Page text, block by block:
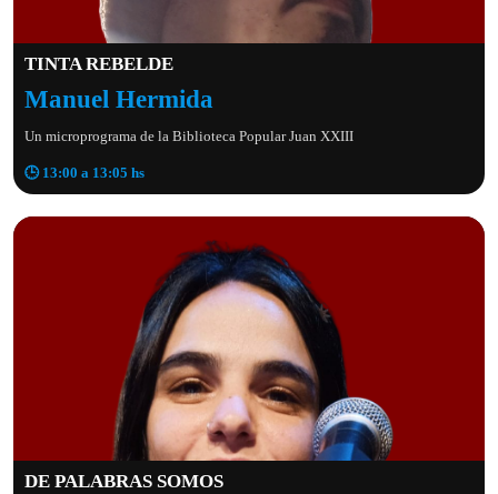
TINTA REBELDE
Manuel Hermida
Un microprograma de la Biblioteca Popular Juan XXIII
🕒 13:00 a 13:05 hs
DE PALABRAS SOMOS